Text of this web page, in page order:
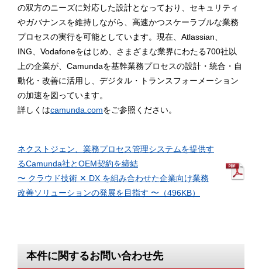
の双方のニーズに対応した設計となっており、セキュリティ
やガバナンスを維持しながら、高速かつスケーラブルな業務
プロセスの実行を可能としています。現在、Atlassian、
ING、Vodafoneをはじめ、さまざまな業界にわたる700社以
上の企業が、Camundaを基幹業務プロセスの設計・統合・自
動化・改善に活用し、デジタル・トランスフォーメーション
の加速を図っています。
詳しくはcamunda.comをご参照ください。
ネクストジェン、業務プロセス管理システムを提供す
るCamunda社とOEM契約を締結
〜 クラウド技術 ✕ DX を組み合わせた企業向け業務
改善ソリューションの発展を目指す 〜（496KB）
本件に関するお問い合わせ先